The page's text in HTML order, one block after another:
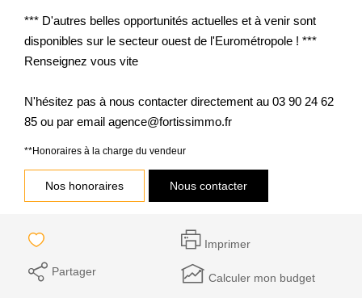
*** D'autres belles opportunités actuelles et à venir sont
disponibles sur le secteur ouest de l'Eurométropole ! ***
Renseignez vous vite
N'hésitez pas à nous contacter directement au 03 90 24 62
85 ou par email agence@fortissimmo.fr
**Honoraires à la charge du vendeur
Nos honoraires Nous contacter
Imprimer
Partager Calculer mon budget